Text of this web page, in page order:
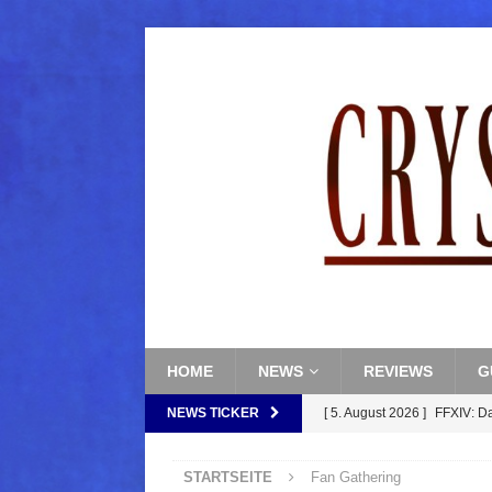
HOME NEWS REVIEWS
NEWS TICKER [ 5. August 2026 ] FFXIV:
[ 5. August 2026 ]
STARTSEITE Fan Gathering